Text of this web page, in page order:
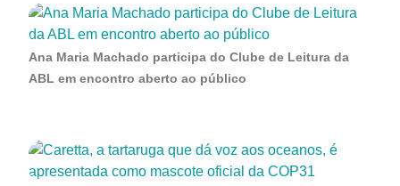
Ana Maria Machado participa do Clube de Leitura da
ABL em encontro aberto ao público